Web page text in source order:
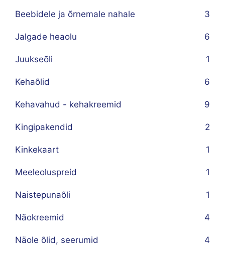
Beebidele ja õrnemale nahale 3
Jalgade heaolu 6
Juukseõli 1
Kehaõlid 6
Kehavahud - kehakreemid 9
Kingipakendid 2
Kinkekaart 1
Meeleoluspreid 1
Naistepunaõli 1
Näokreemid 4
Näole õlid, seerumid 4